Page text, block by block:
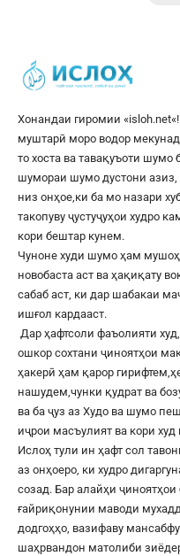
Хонандаи гиромии «isloh.net
муштарӣ моро водор
то хоста ва тавақуъоти
шумораи шумо дустони
низ онҳое,ки ба мо назари
такопуву ҷустуҷуҳои худро
кори бештар кунем.
Чуноне худи шумо ҳам
новобаста аст ва ҳақиқату
сабаб аст, ки дар шабакаи
ишғол кардааст.
Дар ҳафтсоли фаъолияти
ошкор сохтани ҷиноятҳои
ҳакерӣ ҳам қарор
нашудем,чунки қудрат ва
ва ба ҷуз аз Худо ва шумо
иҷрои масъулият ва кори
Ислоҳ тули ин ҳафт сол
аз онҳоеро, ки худро
созад. Бар алайҳи ҷиноятҳои
ғайриқонунии маводи
додгоҳҳо, вазифаву
шаҳрвандон матолиби